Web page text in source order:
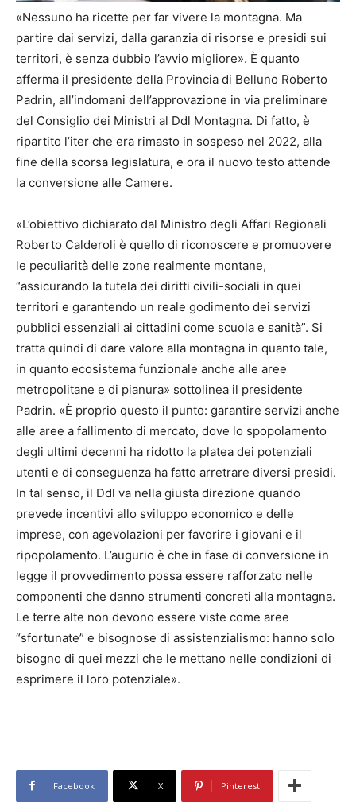
«Nessuno ha ricette per far vivere la montagna. Ma
partire dai servizi, dalla garanzia di risorse e presidi sui
territori, è senza dubbio l’avvio migliore». È quanto
afferma il presidente della Provincia di Belluno Roberto
Padrin, all’indomani dell’approvazione in via preliminare
del Consiglio dei Ministri al Ddl Montagna. Di fatto, è
ripartito l’iter che era rimasto in sospeso nel 2022, alla
fine della scorsa legislatura, e ora il nuovo testo attende
la conversione alle Camere.
«L’obiettivo dichiarato dal Ministro degli Affari Regionali
Roberto Calderoli è quello di riconoscere e promuovere
le peculiarità delle zone realmente montane,
“assicurando la tutela dei diritti civili-sociali in quei
territori e garantendo un reale godimento dei servizi
pubblici essenziali ai cittadini come scuola e sanità”. Si
tratta quindi di dare valore alla montagna in quanto tale,
in quanto ecosistema funzionale anche alle aree
metropolitane e di pianura» sottolinea il presidente
Padrin. «È proprio questo il punto: garantire servizi anche
alle aree a fallimento di mercato, dove lo spopolamento
degli ultimi decenni ha ridotto la platea dei potenziali
utenti e di conseguenza ha fatto arretrare diversi presidi.
In tal senso, il Ddl va nella giusta direzione quando
prevede incentivi allo sviluppo economico e delle
imprese, con agevolazioni per favorire i giovani e il
ripopolamento. L’augurio è che in fase di conversione in
legge il provvedimento possa essere rafforzato nelle
componenti che danno strumenti concreti alla montagna.
Le terre alte non devono essere viste come aree
“sfortunate” e bisognose di assistenzialismo: hanno solo
bisogno di quei mezzi che le mettano nelle condizioni di
esprimere il loro potenziale».
Facebook X Pinterest